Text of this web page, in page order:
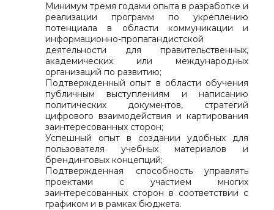
Минимум тремя годами опыта в разработке и
реализации программ по укреплению
потенциала в области коммуникации и
информационно-пропагандистской
деятельности для правительственных,
академических или международных
организаций по развитию;
Подтвержденный опыт в области обучения
публичным выступлениям и написанию
политических документов, стратегий
цифрового взаимодействия и картирования
заинтересованных сторон;
Успешный опыт в создании удобных для
пользователя учебных материалов и
брендинговых концепций;
Подтвержденная способность управлять
проектами с участием многих
заинтересованных сторон в соответствии с
графиком и в рамках бюджета.